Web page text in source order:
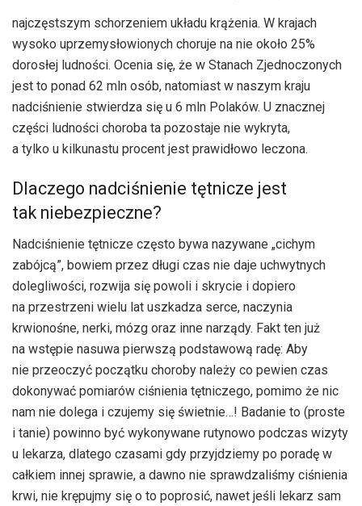
najczęstszym schorzeniem układu krążenia. W krajach
wysoko uprzemysłowionych choruje na nie około 25%
dorosłej ludności. Ocenia się, że w Stanach Zjednoczonych
jest to ponad 62 mln osób, natomiast w naszym kraju
nadciśnienie stwierdza się u 6 mln Polaków. U znacznej
części ludności choroba ta pozostaje nie wykryta,
a tylko u kilkunastu procent jest prawidłowo leczona.
Dlaczego nadciśnienie tętnicze jest
tak niebezpieczne?
Nadciśnienie tętnicze często bywa nazywane „cichym
zabójcą”, bowiem przez długi czas nie daje uchwytnych
dolegliwości, rozwija się powoli i skrycie i dopiero
na przestrzeni wielu lat uszkadza serce, naczynia
krwionośne, nerki, mózg oraz inne narządy. Fakt ten już
na wstępie nasuwa pierwszą podstawową radę: Aby
nie przeoczyć początku choroby należy co pewien czas
dokonywać pomiarów ciśnienia tętniczego, pomimo że nic
nam nie dolega i czujemy się świetnie…! Badanie to (proste
i tanie) powinno być wykonywane rutynowo podczas wizyty
u lekarza, dlatego czasami gdy przyjdziemy po poradę w
całkiem innej sprawie, a dawno nie sprawdzaliśmy ciśnienia
krwi, nie krępujmy się o to poprosić, nawet jeśli lekarz sam